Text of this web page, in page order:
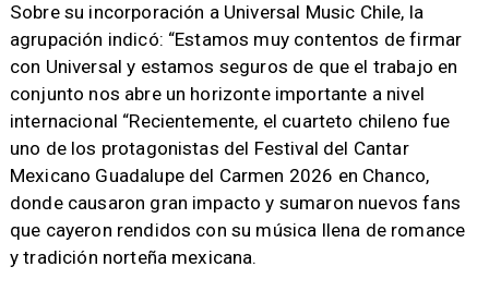
Sobre su incorporación a Universal Music Chile, la
agrupación indicó: “Estamos muy contentos de firmar
con Universal y estamos seguros de que el trabajo en
conjunto nos abre un horizonte importante a nivel
internacional “Recientemente, el cuarteto chileno fue
uno de los protagonistas del Festival del Cantar
Mexicano Guadalupe del Carmen 2026 en Chanco,
donde causaron gran impacto y sumaron nuevos fans
que cayeron rendidos con su música llena de romance
y tradición norteña mexicana.